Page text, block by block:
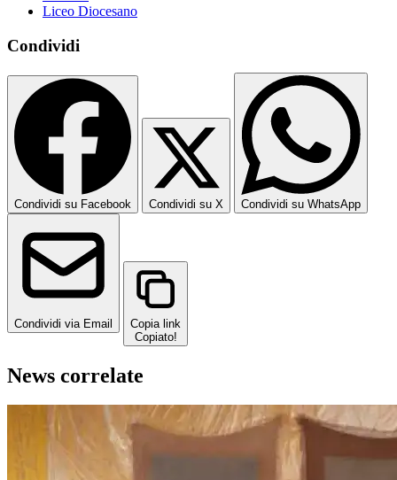
Liceo Diocesano
Condividi
Condividi su Facebook Condividi su X Condividi su WhatsApp
Condividi via Email
Copia link
Copiato!
News correlate